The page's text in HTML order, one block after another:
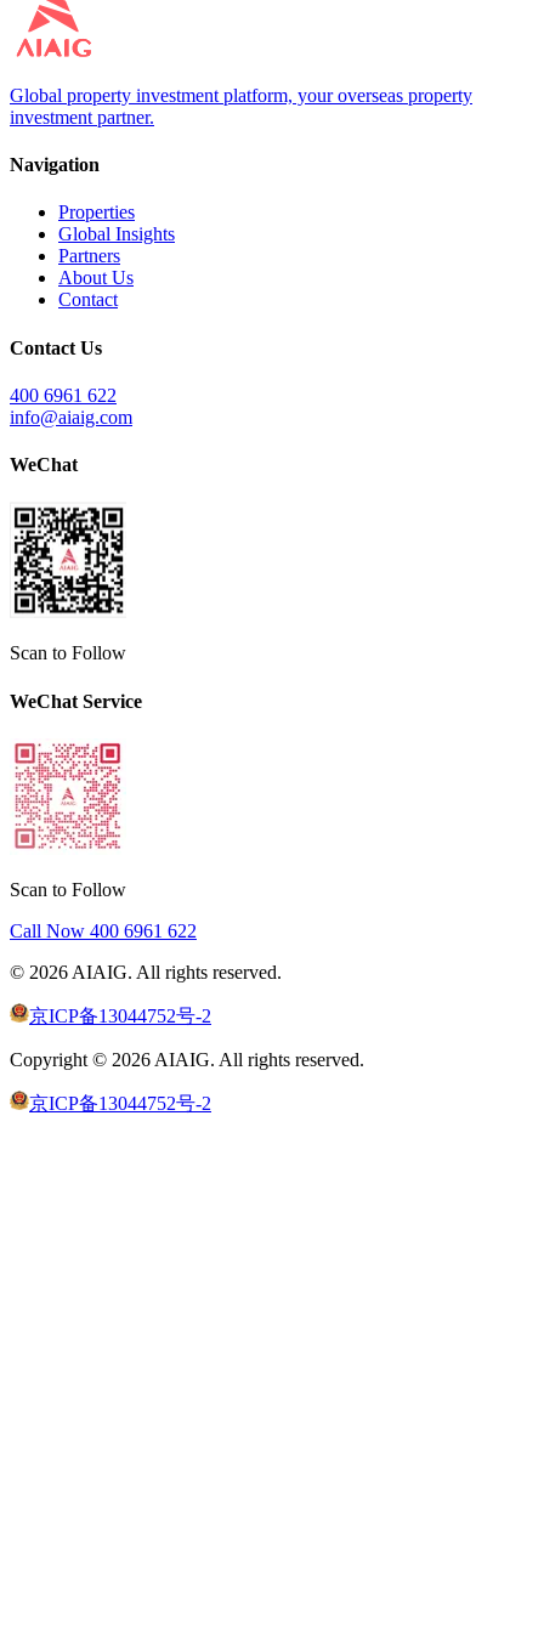
Global property investment platform, your overseas property
investment partner.
Navigation
Properties
Global Insights
Partners
About Us
Contact
Contact Us
400 6961 622
info@aiaig.com
WeChat
Scan to Follow
WeChat Service
Scan to Follow
Call Now 400 6961 622
© 2026 AIAIG. All rights reserved.
京ICP备13044752号-2
Copyright © 2026 AIAIG. All rights reserved.
京ICP备13044752号-2